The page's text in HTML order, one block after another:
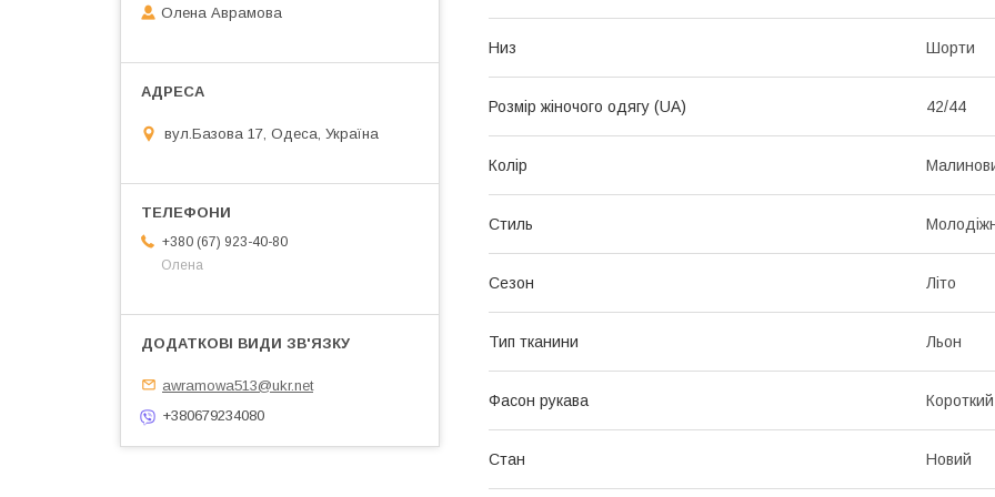
Низ Шорти
Розмір жіночого одягу (UA) 42/44
Колір
Стиль
Сезон Літо
Тип тканини Льон
Фасон рукава Короткий
Стан Новий
Олена Аврамова
вул.Базова 17, Одеса, Україна
+380 (67) 923-40-80
Олена
awramowa513@ukr.net
+380679234080